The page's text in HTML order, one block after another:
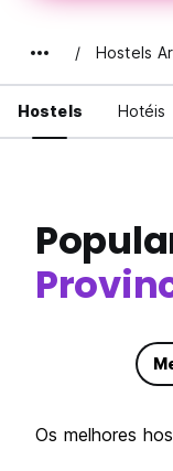
Hostels
Hostels Hotéis
Os melhores